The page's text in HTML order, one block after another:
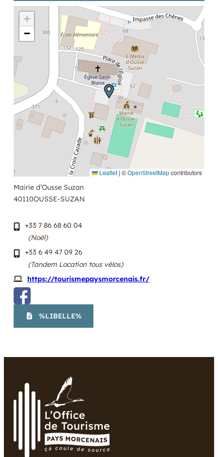
+
−
Leaflet | ©OpenStreetMapcontributors
Mairie d’Ousse Suzan
40110OUSSE-SUZAN
+33 7 86 68 60 04
(Noël)
+33 6 49 47 09 26
(Tandem Location tous vélos)
https://tourismepaysmorcenais.fr/
%LIBELLE%